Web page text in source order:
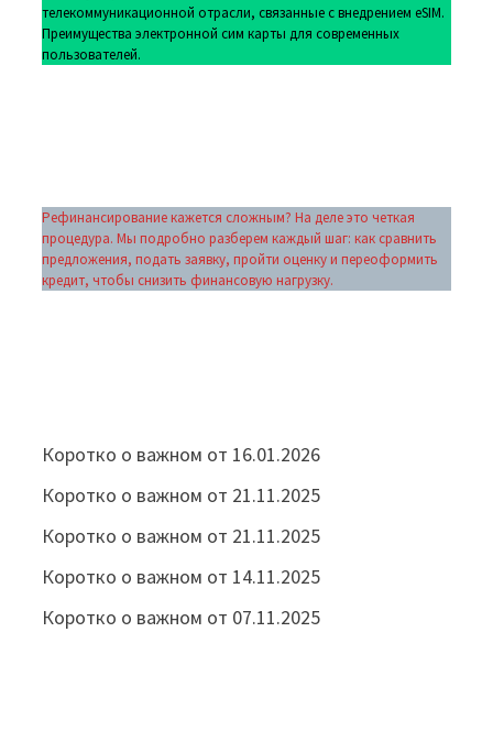
телекоммуникационной отрасли, связанные с внедрением eSIM.
Преимущества электронной сим карты для современных
пользователей.
Рефинансирование кажется сложным? На деле это четкая
процедура. Мы подробно разберем каждый шаг: как сравнить
предложения, подать заявку, пройти оценку и переоформить
кредит, чтобы снизить финансовую нагрузку.
Коротко о важном от 16.01.2026
Коротко о важном от 21.11.2025
Коротко о важном от 21.11.2025
Коротко о важном от 14.11.2025
Коротко о важном от 07.11.2025